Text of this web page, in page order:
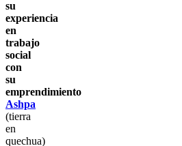
su
experiencia
en
trabajo
social
con
su
emprendimiento
Ashpa
(tierra
en
quechua)